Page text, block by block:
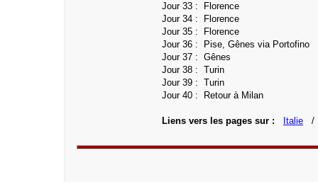
Jour 33 : Florence
Jour 34 : Florence
Jour 35 : Florence
Jour 36 : Pise, Gênes via Portofino
Jour 37 : Gênes
Jour 38 : Turin
Jour 39 : Turin
Jour 40 : Retour à Milan
Liens vers les pages sur : Italie